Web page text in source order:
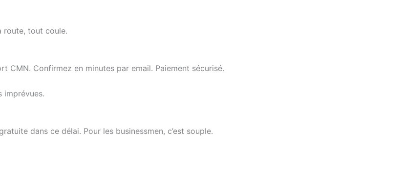
route, tout coule.
CMN. Confirmez en minutes par email. Paiement sécurisé.
imprévues.
dans ce délai. Pour les businessmen, c’est souple.